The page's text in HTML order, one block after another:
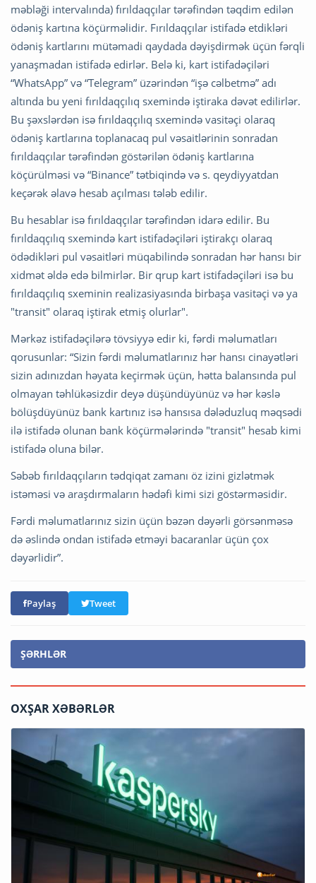
məbləği intervalında) fırıldaqçılar tərəfindən təqdim edilən
ödəniş kartına köçürməlidir. Fırıldaqçılar istifadə etdikləri
ödəniş kartlarını mütəmadi qaydada dəyişdirmək üçün fərqli
yanaşmadan istifadə edirlər. Belə ki, kart istifadəçiləri
“WhatsApp” və “Telegram” üzərindən “işə cəlbetmə” adı
altında bu yeni fırıldaqçılıq sxemində iştiraka dəvət edilirlər.
Bu şəxslərdən isə fırıldaqçılıq sxemində vasitəçi olaraq
ödəniş kartlarına toplanacaq pul vəsaitlərinin sonradan
fırıldaqçılar tərəfindən göstərilən ödəniş kartlarına
köçürülməsi və “Binance” tətbiqində və s. qeydiyyatdan
keçərək əlavə hesab açılması tələb edilir.
Bu hesablar isə fırıldaqçılar tərəfindən idarə edilir. Bu
fırıldaqçılıq sxemində kart istifadəçiləri iştirakçı olaraq
ödədikləri pul vəsaitləri müqabilində sonradan hər hansı bir
xidmət əldə edə bilmirlər. Bir qrup kart istifadəçiləri isə bu
fırıldaqçılıq sxeminin realizasiyasında birbaşa vasitəçi və ya
"transit" olaraq iştirak etmiş olurlar".
Mərkəz istifadəçilərə tövsiyyə edir ki, fərdi məlumatları
qorusunlar: “Sizin fərdi məlumatlarınız hər hansı cinayətləri
sizin adınızdan həyata keçirmək üçün, hətta balansında pul
olmayan təhlükəsizdir deyə düşündüyünüz və hər kəslə
bölüşdüyünüz bank kartınız isə hansısa dələduzluq məqsədi
ilə istifadə olunan bank köçürmələrində "transit" hesab kimi
istifadə oluna bilər.
Səbəb fırıldaqçıların tədqiqat zamanı öz izini gizlətmək
istəməsi və araşdırmaların hədəfi kimi sizi göstərməsidir.
Fərdi məlumatlarınız sizin üçün bəzən dəyərli görsənməsə
də əslində ondan istifadə etməyi bacaranlar üçün çox
dəyərlidir”.
Paylaş Tweet
ŞƏRHLƏR
OXŞAR XƏBƏRLƏR